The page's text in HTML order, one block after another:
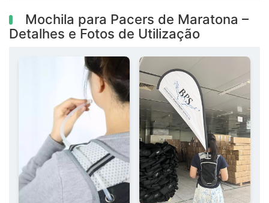
Mochila para Pacers de Maratona –
Detalhes e Fotos de Utilização